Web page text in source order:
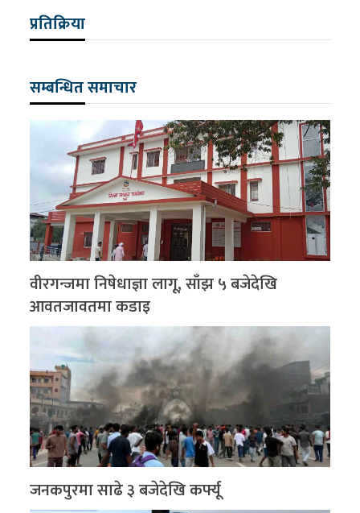
प्रतिक्रिया
सम्बन्धित समाचार
वीरगन्जमा निषेधाज्ञा लागू, साँझ ५ बजेदेखि
आवतजावतमा कडाइ
जनकपुरमा साढे ३ बजेदेखि कर्फ्यू